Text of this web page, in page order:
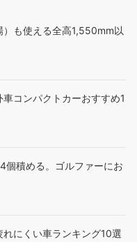
も使える全高1,550mm以
コンパクトカーおすすめ1
個積める。ゴルファーにお
にくい車ランキング10選